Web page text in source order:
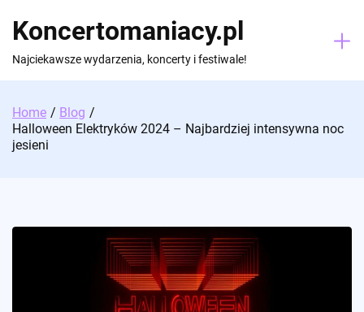
content
Koncertomaniacy.pl
Najciekawsze wydarzenia, koncerty i festiwale!
Home
Blog
Halloween Elektryków 2024 – Najbardziej intensywna noc
jesieni